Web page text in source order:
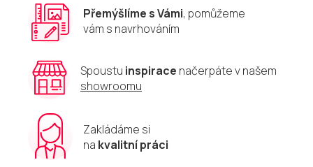
ý
p
u
Přemýšlíme s Vámi, pomůžeme
vám s navrhováním
Spoustu inspirace načerpáte v našem
showroomu
Zakládáme si
na kvalitní práci